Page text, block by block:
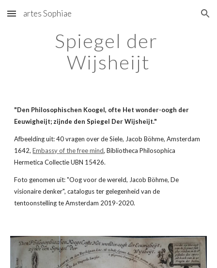
Skip to main content Skip to navigation
artes Sophiae
Spiegel der
Wijsheijt
"Den Philosophischen Koogel, ofte Het wonder-oogh der
Eeuwigheijt; zijnde den Spiegel Der Wijsheijt."
Afbeelding uit: 40 vragen over de Siele, Jacob Böhme, Amsterdam
1642, Embassy of the free mind, Bibliotheca Philosophica
Hermetica Collectie UBN 15426.
Foto genomen uit: "Oog voor de wereld, Jacob Böhme, De
visionaire denker", catalogus ter gelegenheid van de
tentoonstelling te Amsterdam 2019-2020.